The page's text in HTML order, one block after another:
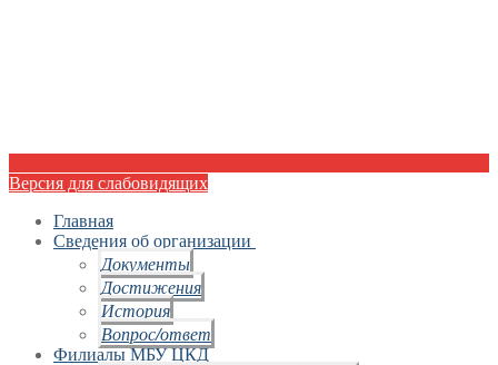
Версия для слабовидящих
Главная
Сведения об организации
Документы
Достижения
История
Вопрос/ответ
Филиалы МБУ ЦКД